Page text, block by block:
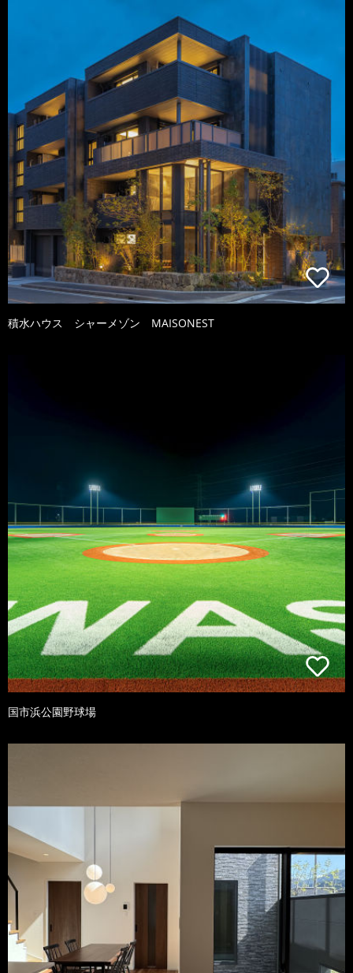
積水ハウス シャーメゾン MAISONEST
国市浜公園野球場